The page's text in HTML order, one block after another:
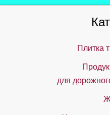
Плитка
для